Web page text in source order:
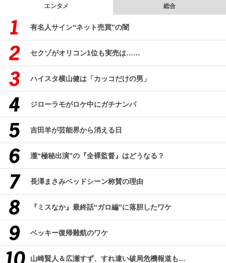
エンタメ 総合
有名人サイン“ネット売買”の闇
セクゾがオリコン1位も実売は……
ハイスタ横山健は「カッコだけの男」
ジローラモがロケ中にガチナンパ
吉田羊が芸能界から消える日
瀧“極秘出演”の『全裸監督』はどうなる？
長澤まさみベッドシーン称賛の理由
『ミスなか』最終話“ガロ編”に落胆したワケ
ベッキー復帰難航のワケ
山崎賢人＆広瀬すず、すれ違い破局危機報道も…